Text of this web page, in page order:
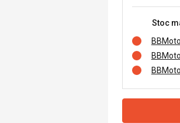
Stoc